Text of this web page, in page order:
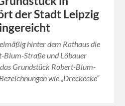
der Stadt Leipzig
hinter dem Rathaus die
Blum-Straße und Löbauer
Grundstück Robert-Blum-
wie „Dreckecke“